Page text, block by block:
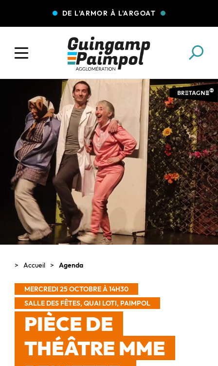
DE L'ARMOR À L'ARGOAT
COLLECTE DES DÉCHETS EAU ET ASSAINISSEMENT
ENFANCE JEUNESSE L'AGGLO' RECRUTE
ASSOCIATIONS PISCINES
Accueil Agenda
MERCREDI 25 OCTOBRE À 14H30
SALLE DES FÊTES, QUAI LOTI, PAIMPOL
PIÈCE DE
THÉÂTRE MME